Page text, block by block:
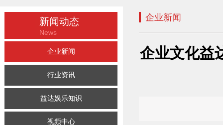
新闻动态
News
企业新闻
行业资讯
益达娱乐知识
视频中心
企业新闻
企业文化益